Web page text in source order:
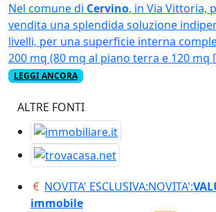
Nel comune di Cervino, in Via Vittoria,
vendita una splendida soluzione
livelli, per una superficie interna
200 mq (80 mq al piano terra e 120 mq
LEGGI ANCORA
ALTRE FONTI
NOVITA' ESCLUSIVA:NOVITA':
immobile